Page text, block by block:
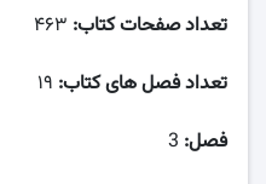
تعداد صفحات کتاب:
تعداد فصل های کتاب:
فصل: